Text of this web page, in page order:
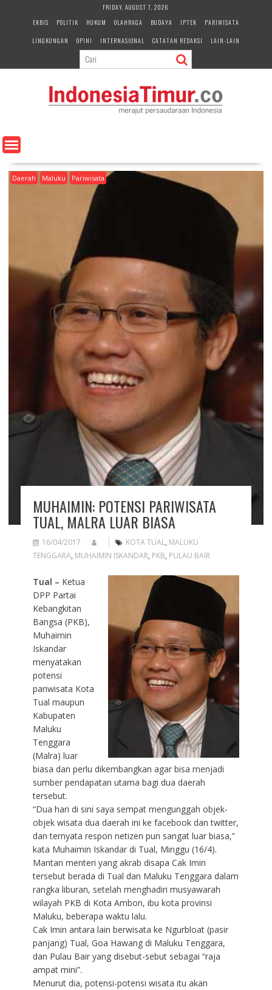
e
n
FRIDAY, AUGUST 7, 2026
EKBIS
POLITIK HUKUM OLAHRAGA BUDAYA IPTEK
PARIWISATA
LINGKUNGAN
OPINI INTERNASIONAL CATATAN REDAKSI LAIN-LAIN
Daerah Maluku Pariwisata
MUHAIMIN: POTENSI PARIWISATA
TUAL, MALRA LUAR BIASA
16/04/2017 KOTA TUAL, MALUKU
TENGGARA, MUHAIMIN ISKANDAR, PKB, PULAU BAIR
Tual – Ketua
DPP Partai
Kebangkitan
Bangsa (PKB),
Muhaimin
Iskandar
menyatakan
potensi
pariwisata Kota
Tual maupun
Kabupaten
Maluku
Tenggara
(Malra) luar
biasa dan perlu dikembangkan agar bisa menjadi
sumber pendapatan utama bagi dua daerah
tersebut.
“Dua hari di sini saya sempat mengunggah objek-
objek wisata dua daerah ini ke facebook dan twitter,
dan ternyata respon netizen pun sangat luar biasa,”
kata Muhaimin Iskandar di Tual, Minggu (16/4).
Mantan menteri yang akrab disapa Cak Imin
tersebut berada di Tual dan Maluku Tenggara dalam
rangka liburan, setelah menghadiri musyawarah
wilayah PKB di Kota Ambon, ibu kota provinsi
Maluku, beberapa waktu lalu.
Cak Imin antara lain berwisata ke Ngurbloat (pasir
panjang) Tual, Goa Hawang di Maluku Tenggara,
dan Pulau Bair yang disebut-sebut sebagai “raja
ampat mini”.
Menurut dia, potensi-potensi wisata itu akan